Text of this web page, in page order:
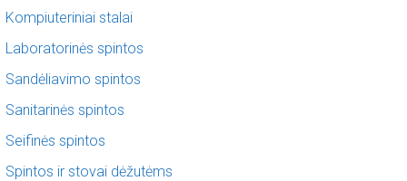
Kompiuteriniai stalai
Laboratorinės spintos
Sandėliavimo spintos
Sanitarinės spintos
Seifinės spintos
Spintos ir stovai dėžutėms